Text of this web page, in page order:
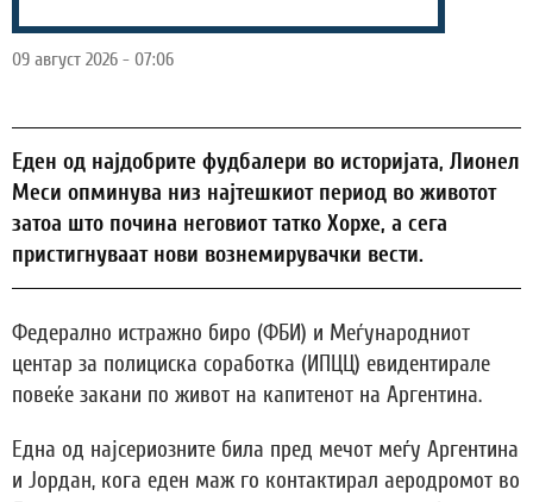
09 август 2026 - 07:06
Еден од најдобрите фудбалери во историјата, Лионел
Меси опминува низ најтешкиот период во животот
затоа што почина неговиот татко Хорхе, а сега
пристигнуваат нови вознемирувачки вести.
Федерално истражно биро (ФБИ) и Меѓународниот
центар за полициска соработка (ИПЦЦ) евидентирале
повеќе закани по живот на капитенот на Аргентина.
Една од најсериозните била пред мечот меѓу Аргентина
и Јордан, кога еден маж го контактирал аеродромот во